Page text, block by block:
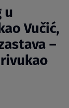
u
Vučić,
–